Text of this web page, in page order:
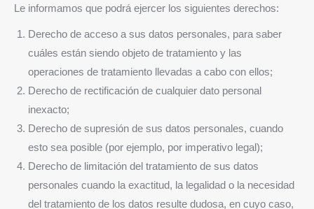
Le informamos que podrá ejercer los siguientes derechos:
Derecho de acceso a sus datos personales, para saber
cuáles están siendo objeto de tratamiento y las
operaciones de tratamiento llevadas a cabo con ellos;
Derecho de rectificación de cualquier dato personal
inexacto;
Derecho de supresión de sus datos personales, cuando
esto sea posible (por ejemplo, por imperativo legal);
Derecho de limitación del tratamiento de sus datos
personales cuando la exactitud, la legalidad o la necesidad
del tratamiento de los datos resulte dudosa, en cuyo caso,